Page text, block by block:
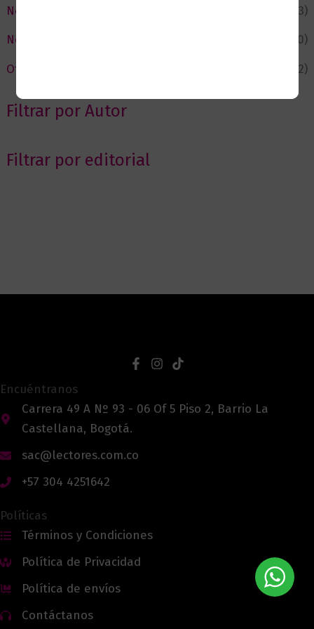
Negocios
(43)
Novedades
(110)
Ofertas
(12)
Filtrar por Autor
Filtrar por editorial
Encuéntranos
Carrera 49 A Nº 93 - 06 Of 5 Piso 2, Barrio La
Castellana, Bogotá.
sac@lectores.com.co
+57 304 4251642
Políticas
Términos y Condiciones
Política de Privacidad
Política de envíos
Contáctanos